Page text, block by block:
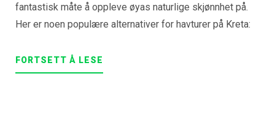
fantastisk måte å oppleve øyas naturlige skjønnhet på.
Her er noen populære alternativer for havturer på Kreta:
FORTSETT Å LESE